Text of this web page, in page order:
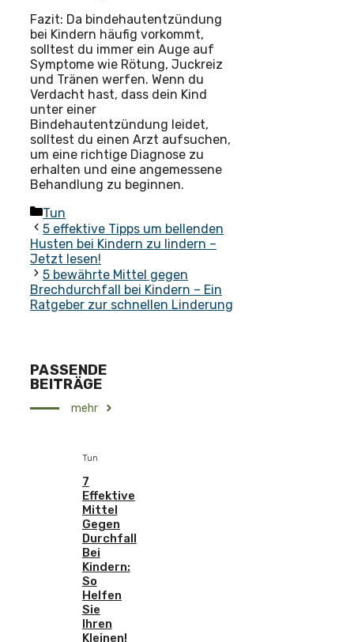
Fazit: Da bindehautentzündung
bei Kindern häufig vorkommt,
solltest du immer ein Auge auf
Symptome wie Rötung, Juckreiz
und Tränen werfen. Wenn du
Verdacht hast, dass dein Kind
unter einer
Bindehautentzündung leidet,
solltest du einen Arzt aufsuchen,
um eine richtige Diagnose zu
erhalten und eine angemessene
Behandlung zu beginnen.
Kategorien
Tun
5 effektive Tipps um bellenden
Husten bei Kindern zu lindern –
Jetzt lesen!
5 bewährte Mittel gegen
Brechdurchfall bei Kindern – Ein
Ratgeber zur schnellen Linderung
PASSENDE
BEITRÄGE
mehr
Tun
7
Effektive
Mittel
Gegen
Durchfall
Bei
Kindern:
So
Helfen
Sie
Ihren
Kleinen!